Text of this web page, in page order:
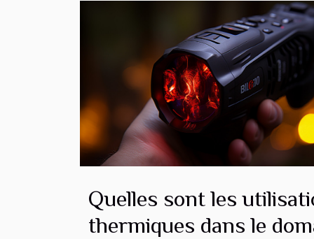
Quelles sont les
thermiques dans le